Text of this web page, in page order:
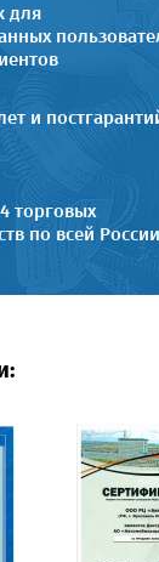
для
и
торговых
по всей России